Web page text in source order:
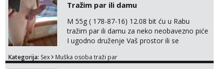
Tražim par ili damu
M 55g ( 178-87-16) 12.08 bit ću u Rabu
tražim par ili damu za neko neobavezno piće
I ugodno druženje Vaš prostor ili se
plaži na noćno kupanje Kontakt
Kategorija: Sex Muška osoba traži par